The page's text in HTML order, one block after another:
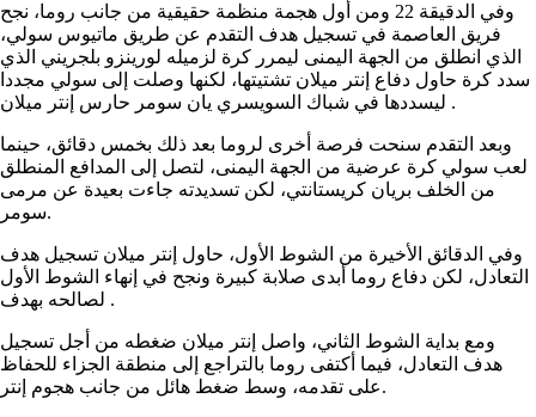
وفي الدقيقة 22 ومن أول هجمة منظمة حقيقية من جانب روما، نجح
فريق العاصمة في تسجيل هدف التقدم عن طريق ماتيوس سولي،
الذي انطلق من الجهة اليمنى ليمرر كرة لزميله لورينزو بلجريني الذي
سدد كرة حاول دفاع إنتر ميلان تشتيتها، لكنها وصلت إلى سولي مجددا
ليسددها في شباك السويسري يان سومر حارس إنتر ميلان .
وبعد التقدم سنحت فرصة أخرى لروما بعد ذلك بخمس دقائق، حينما
لعب سولي كرة عرضية من الجهة اليمنى، لتصل إلى المدافع المنطلق
من الخلف بريان كريستانتي، لكن تسديدته جاءت بعيدة عن مرمى
سومر.
وفي الدقائق الأخيرة من الشوط الأول، حاول إنتر ميلان تسجيل هدف
التعادل، لكن دفاع روما أبدى صلابة كبيرة ونجح في إنهاء الشوط الأول
لصالحه بهدف .
ومع بداية الشوط الثاني، واصل إنتر ميلان ضغطه من أجل تسجيل
هدف التعادل، فيما أكتفى روما بالتراجع إلى منطقة الجزاء للحفاظ
على تقدمه، وسط ضغط هائل من جانب هجوم إنتر.